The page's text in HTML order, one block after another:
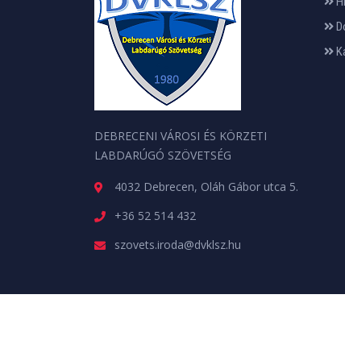
DEBRECENI VÁROSI ÉS KÖRZETI
LABDARÚGÓ SZÖVETSÉG
4032 Debrecen, Oláh Gábor utca 5.
+36 52 514 432
szovets.iroda@dvklsz.hu